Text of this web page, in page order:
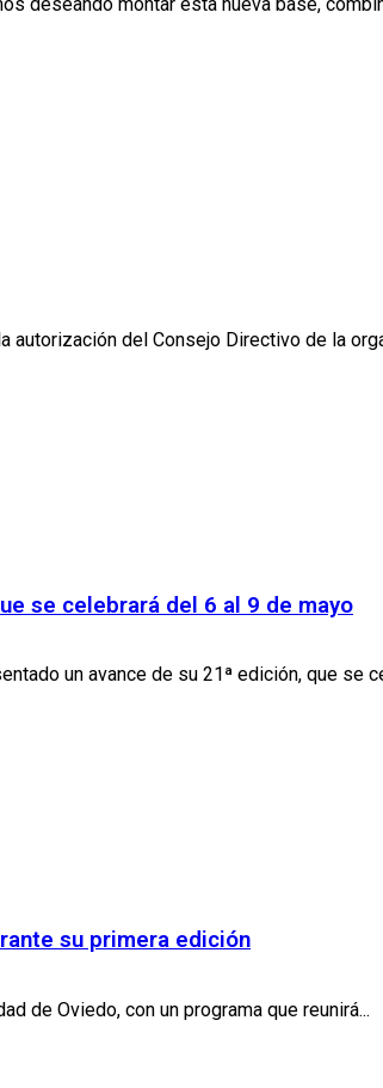
deseando montar esta nueva base,
del Consejo Directivo de la
se celebrará del 6 al 9 de mayo
un avance de su 21ª edición, que se
su primera edición
de Oviedo, con un programa que reunirá...